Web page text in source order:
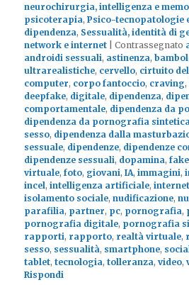
neurochirurgia, intelligenza e
psicoterapia,Psico-tecnopatologie
dipendenza, Sessualità, identità di
network e internet
|Contrassegnato
androidi sessuali, astinenza,
ultrarealistiche, cervello, cirtuito
computer, corpo fantoccio, craving,
deepfake, digitale, dipendenza,
comportamentale, dipendenza da
dipendenza da pornografia sintetica
sesso, dipendenza dalla
sessuale, dipendenze, dipendenze
dipendenze sessuali, dopamina,fake
virtuale,foto, giovani,IA,immagini,
incel,intelligenza artificiale,internet
isolamento sociale,nudificazione,
parafilia, partner, pc, pornografia,
pornografia digitale, pornografia
rapporti, rapporto, realtà virtuale,
sesso, sessualità, smartphone,
tablet,tecnologia,tolleranza,video,
Rispondi